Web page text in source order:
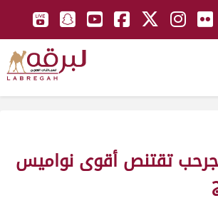
جرحب تقتنص أقوى نواميس